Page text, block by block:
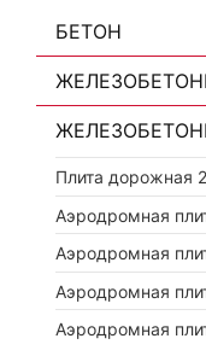
БЕТОН
Плита дорожная
Аэродромная
Аэродромная
Аэродромная
Аэродромная